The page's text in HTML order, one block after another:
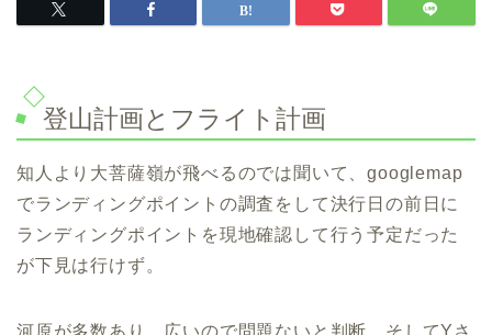
登山計画とフライト計画
知人より大菩薩嶺が飛べるのでは聞いて、googlemap
でランディングポイントの調査をして決行日の前日に
ランディングポイントを現地確認して行う予定だった
が下見は行けず。
河原が多数あり、広いので問題ないと判断。そしてYさ